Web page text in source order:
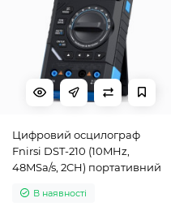
Цифровий осцилограф
Fnirsi DST-210 (10MHz,
48MSa/s, 2CH) портативний
В наявності